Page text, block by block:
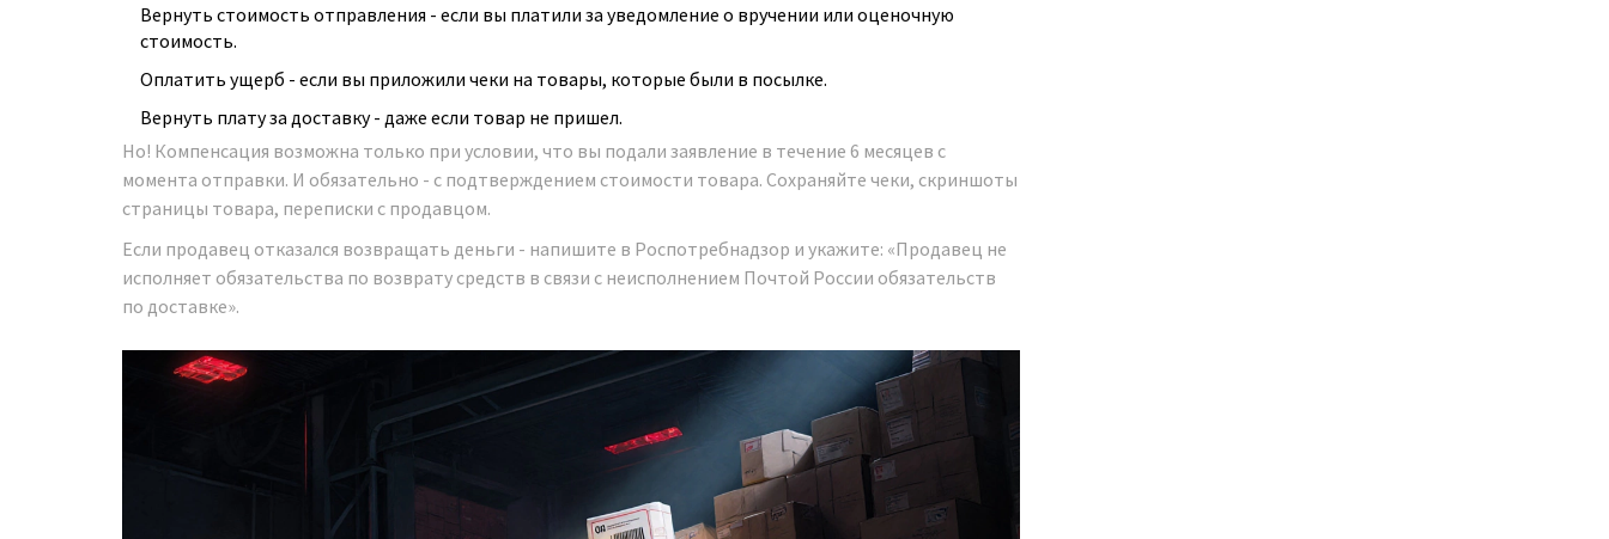
Вернуть стоимость отправления - если вы платили за уведомление о вручении или оценочную
стоимость.
Оплатить ущерб - если вы приложили чеки на товары, которые были в посылке.
Вернуть плату за доставку - даже если товар не пришел.
Но! Компенсация возможна только при условии, что вы подали заявление в течение 6 месяцев с
момента отправки. И обязательно - с подтверждением стоимости товара. Сохраняйте чеки, скриншоты
страницы товара, переписки с продавцом.
Если продавец отказался возвращать деньги - напишите в Роспотребнадзор и укажите: «Продавец не
исполняет обязательства по возврату средств в связи с неисполнением Почтой России обязательств
по доставке».